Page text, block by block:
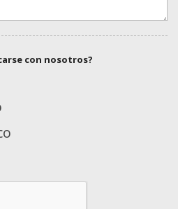
con nosotros?